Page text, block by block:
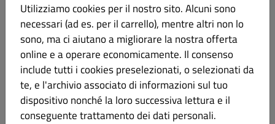
Soia Senza Sale 150m € 4.00
PACKAGING PLASTIC FREE
Utilizziamo cookies per il nostro sito. Alcuni sono
necessari (ad es. per il carrello), mentre altri non lo
sono, ma ci aiutano a migliorare la nostra offerta
online e a operare economicamente. Il consenso
include tutti i cookies preselezionati, o selezionati da
te, e l'archivio associato di informazioni sul tuo
dispositivo nonché la loro successiva lettura e il
conseguente trattamento dei dati personali.